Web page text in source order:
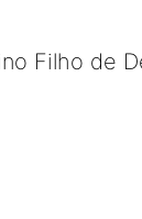
Filho de